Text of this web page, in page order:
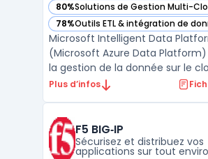
80%Solutions de Gestion Multi-
— voir Microsoft Intelligent Data
78%Outils ETL & intégration de
— voir Microsoft Intelligent Data
Microsoft Intelligent Data
(Microsoft Azure Data
la gestion de la donnée sur le
limiter la fragmentation des
réunit bases de données, outils
avancée et ...
Plus d’infos
F5 BIG‑IP
Sécurisez et distribuez vos
applications sur tout